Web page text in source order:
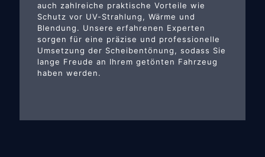
auch zahlreiche praktische Vorteile wie
Schutz vor UV-Strahlung, Wärme und
Blendung. Unsere erfahrenen Experten
sorgen für eine präzise und professionelle
Umsetzung der Scheibentönung, sodass Sie
lange Freude an Ihrem getönten Fahrzeug
haben werden.